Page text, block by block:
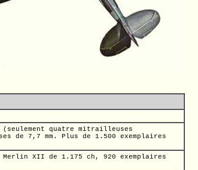
(seulement quatre mitrailleuses
de 7,7 mm.
Plus de 1.500 exemplaires
XII de 1.175 ch,
920 exemplaires